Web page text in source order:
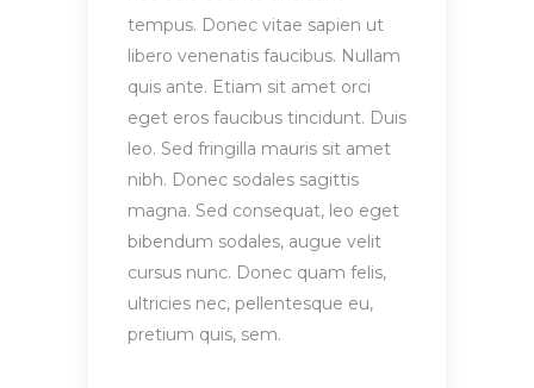
tempus. Donec vitae sapien ut
libero venenatis faucibus. Nullam
quis ante. Etiam sit amet orci
eget eros faucibus tincidunt. Duis
leo. Sed fringilla mauris sit amet
nibh. Donec sodales sagittis
magna. Sed consequat, leo eget
bibendum sodales, augue velit
cursus nunc. Donec quam felis,
ultricies nec, pellentesque eu,
pretium quis, sem.